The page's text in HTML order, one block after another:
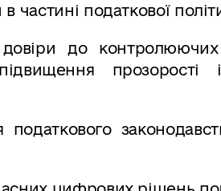
частині податкової
до
прозорості